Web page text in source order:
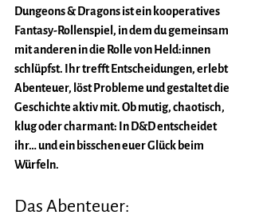
Dungeons & Dragons ist ein kooperatives
Fantasy-Rollenspiel, in dem du gemeinsam
mit anderen in die Rolle von Held:innen
schlüpfst. Ihr trefft Entscheidungen, erlebt
Abenteuer, löst Probleme und gestaltet die
Geschichte aktiv mit. Ob mutig, chaotisch,
klug oder charmant: In D&D entscheidet
ihr… und ein bisschen euer Glück beim
Würfeln.
Das Abenteuer: